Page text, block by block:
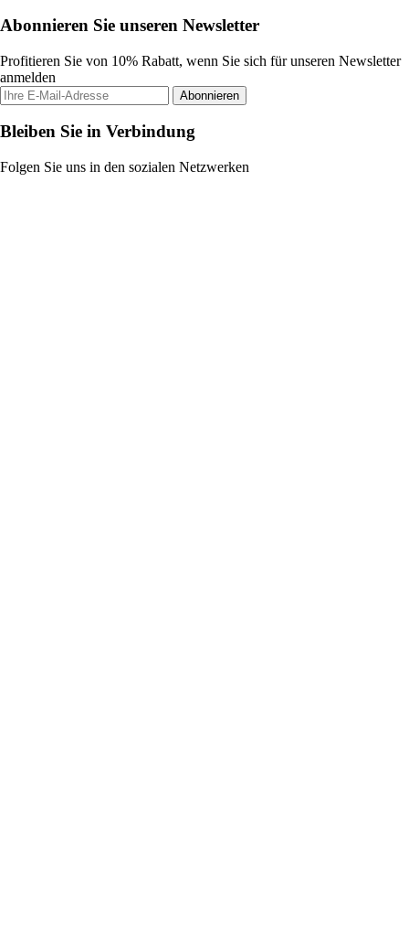
Abonnieren Sie unseren Newsletter
Profitieren Sie von 10% Rabatt, wenn Sie sich für unseren Newsletter
anmelden
Abonnieren
Bleiben Sie in Verbindung
Folgen Sie uns in den sozialen Netzwerken